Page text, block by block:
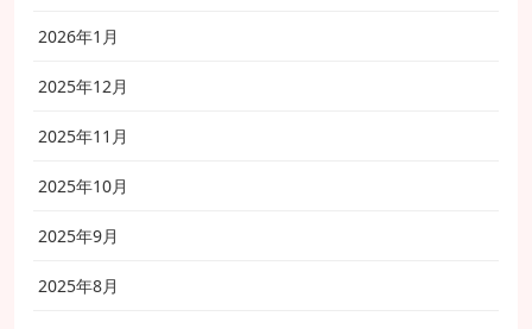
2026年1月
2025年12月
2025年11月
2025年10月
2025年9月
2025年8月